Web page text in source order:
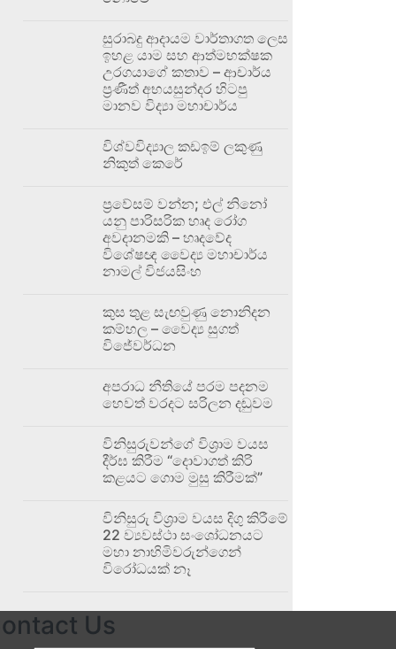
සුරාබදු ආදායම වාර්තාගත ලෙස
ඉහළ යාම සහ ආත්මභක්ෂක
උරගයාගේ කතාව – ආචාර්ය
ප්‍රණීත් අභයසුන්දර හිටපු
මානව විද්‍යා මහාචාර්ය
විශ්වවිද්‍යාල කඩඉම් ලකුණු
නිකුත් කෙරේ
ප්‍රවේසම් වන්න; එල් නිනෝ
යනු පාරිසරික හෘද රෝග
අවදානමකි – හෘදවේද
විශේෂඥ වෛද්‍ය මහාචාර්ය
නාමල් විජයසිංහ
කුස තුළ සැඟවුණු නොනිදන
කම්හල – වෛද්‍ය සුගත්
විජේවර්ධන
අපරාධ නීතියේ පරම පදනම
හෙවත් වරදට සරිලන දඬුවම
විනිසුරුවන්ගේ විශ්‍රාම වයස
දීර්ඝ කිරීම “දොවාගත් කිරි
කළයට ගොම මුසු කිරීමක්”
විනිසුරු විශ්‍රාම වයස දිගු කිරීමේ
22 ව්‍යවස්ථා සංශෝධනයට
මහා නාහිමිවරුන්ගෙන්
විරෝධයක් නෑ
Us